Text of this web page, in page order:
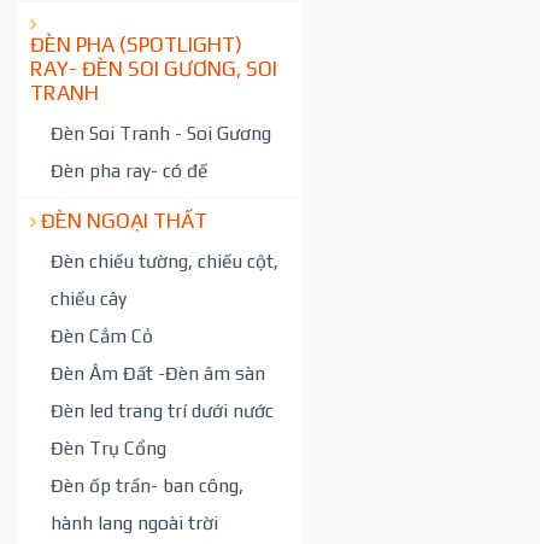
ĐÈN PHA (SPOTLIGHT)
RAY- ĐÈN SOI GƯƠNG, SOI
TRANH
Đèn Soi Tranh - Soi Gương
Đèn pha ray- có đế
ĐÈN NGOẠI THẤT
Đèn chiếu tường, chiếu cột,
chiếu cây
Đèn Cắm Cỏ
Đèn Âm Đất -Đèn âm sàn
Đèn led trang trí dưới nước
Đèn Trụ Cổng
Đèn ốp trần- ban công,
hành lang ngoài trời